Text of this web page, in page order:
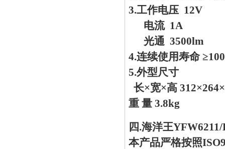
3.工作电压 12V
电流 1A
光通 3500lm
4.连续使用寿命
5.外型尺寸
长×宽×高
重 量 3.8kg
四.海洋王
本产品严格按照